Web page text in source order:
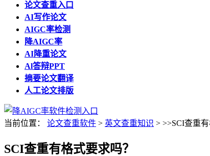
论文查重入口
AI写作论文
AIGC率检测
降AIGC率
AI降重论文
Al答辩PPT
摘要论文翻译
人工论文排版
当前位置： 论文查重软件 > 英文查重知识 > >>SCI查重有
SCI查重有格式要求吗？